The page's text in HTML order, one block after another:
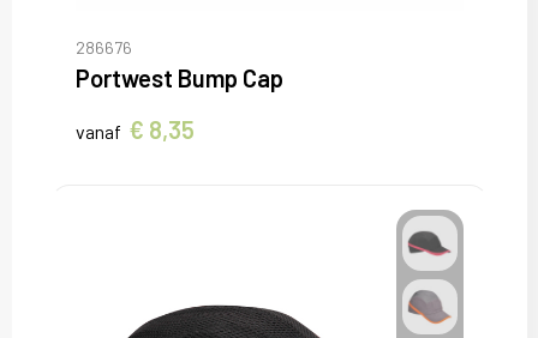
286676
Portwest Bump Cap
vanaf € 8,35